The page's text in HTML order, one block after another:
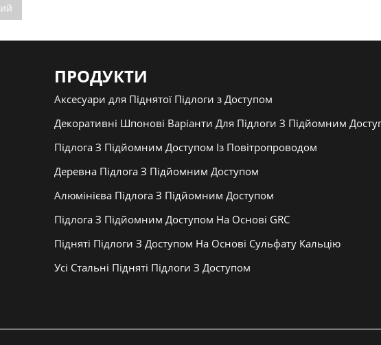
ПРОДУКТИ
Усі Стальні Підняті Підлоги З Доступом
Підняті Підлоги З Доступом На Основі Сульфату Кальцію
Підлога З Підйомним Доступом На Основі GRC
Алюмінієва Підлога З Підйомним Доступом
Деревна Підлога З Підйомним Доступом
Підлога З Підйомним Доступом Із Повітропроводом
Декоративні Шпонові Варіанти Для Підлоги З Підйомним
Аксесуари для Піднятої Підлоги з Доступом